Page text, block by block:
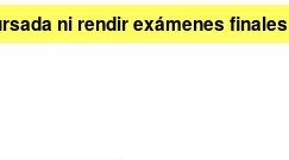
ni rendir exámenes finales